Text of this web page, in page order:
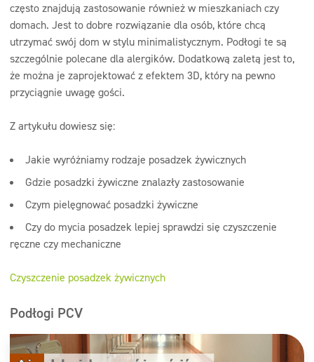
często znajdują zastosowanie również w mieszkaniach czy
domach. Jest to dobre rozwiązanie dla osób, które chcą
utrzymać swój dom w stylu minimalistycznym. Podłogi te są
szczególnie polecane dla alergików. Dodatkową zaletą jest to,
że można je zaprojektować z efektem 3D, który na pewno
przyciągnie uwagę gości.
Z artykułu dowiesz się:
Jakie wyróżniamy rodzaje posadzek żywicznych
Gdzie posadzki żywiczne znalazły zastosowanie
Czym pielęgnować posadzki żywiczne
Czy do mycia posadzek lepiej sprawdzi się czyszczenie
ręczne czy mechaniczne
Czyszczenie posadzek żywicznych
Podłogi PCV